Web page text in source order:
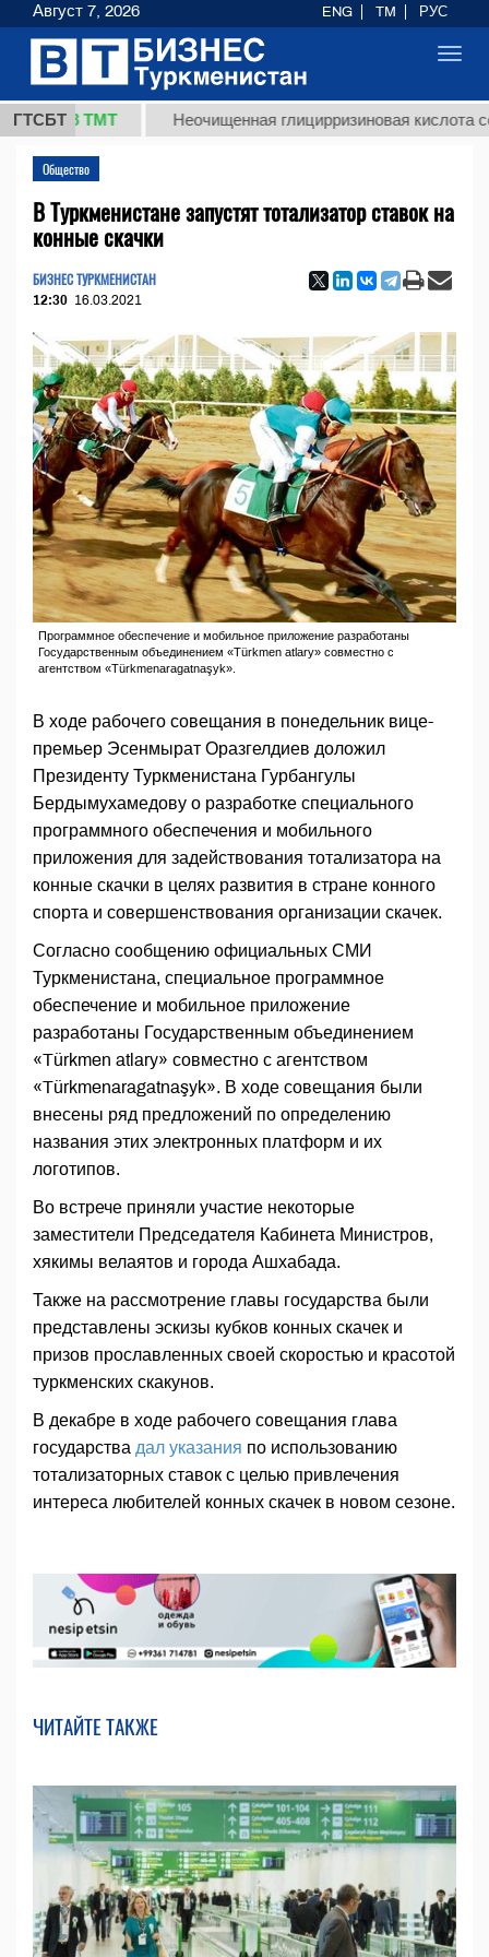
ГТСБТ
ТМТ Неочищенная глицирризиновая кислота
Общество
В Туркменистане запустят тотализатор ставок на
конные скачки
БИЗНЕС ТУРКМЕНИСТАН
12:30 16.03.2021
Программное обеспечение и мобильное приложение разработаны
Государственным объединением «Türkmen atlary» совместно с
агентством «Türkmenaragatnaşyk».
В ходе рабочего совещания в понедельник вице-
премьер Эсенмырат Оразгелдиев доложил
Президенту Туркменистана Гурбангулы
Бердымухамедову о разработке специального
программного обеспечения и мобильного
приложения для задействования тотализатора на
конные скачки в целях развития в стране конного
спорта и совершенствования организации скачек.
Согласно сообщению официальных СМИ
Туркменистана, специальное программное
обеспечение и мобильное приложение
разработаны Государственным объединением
«Türkmen atlary» совместно с агентством
«Türkmenaragatnaşyk». В ходе совещания были
внесены ряд предложений по определению
названия этих электронных платформ и их
логотипов.
Во встрече приняли участие некоторые
заместители Председателя Кабинета Министров,
хякимы велаятов и города Ашхабада.
Также на рассмотрение главы государства были
представлены эскизы кубков конных скачек и
призов прославленных своей скоростью и красотой
туркменских скакунов.
В декабре в ходе рабочего совещания глава
государства дал указания по использованию
тотализаторных ставок с целью привлечения
интереса любителей конных скачек в новом сезоне.
ЧИТАЙТЕ ТАКЖЕ
Август 7, 2026 ENG TM РУС